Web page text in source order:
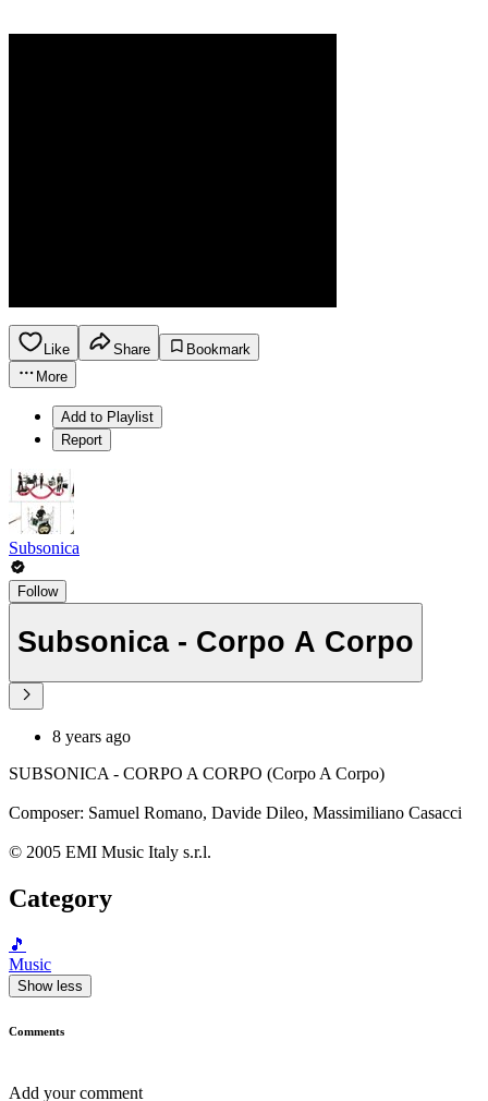
Like Share
Bookmark
More
Add to Playlist
Report
Subsonica
Follow
Subsonica - Corpo A Corpo
8 years ago
SUBSONICA - CORPO A CORPO (Corpo A Corpo)
Composer: Samuel Romano, Davide Dileo, Massimiliano Casacci
© 2005 EMI Music Italy s.r.l.
Category
🎵
Music
Show less
Comments
Add your comment